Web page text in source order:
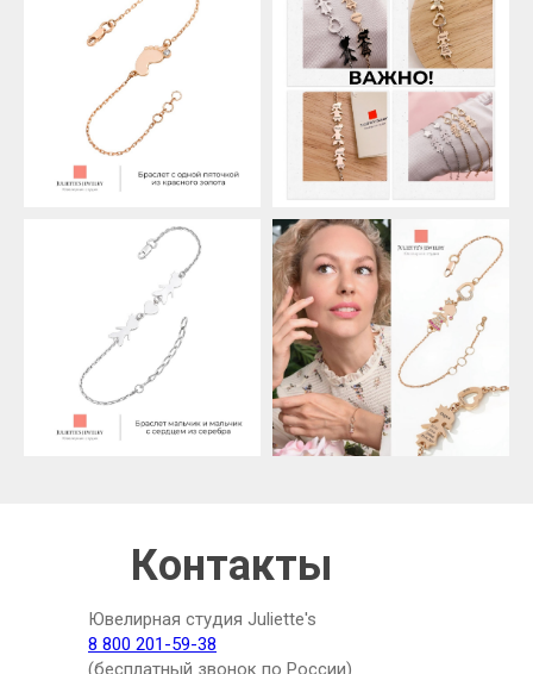
Ювелирная студия Juliette's
8 800 201-59-38
(бесплатный звонок по России)
Контакты